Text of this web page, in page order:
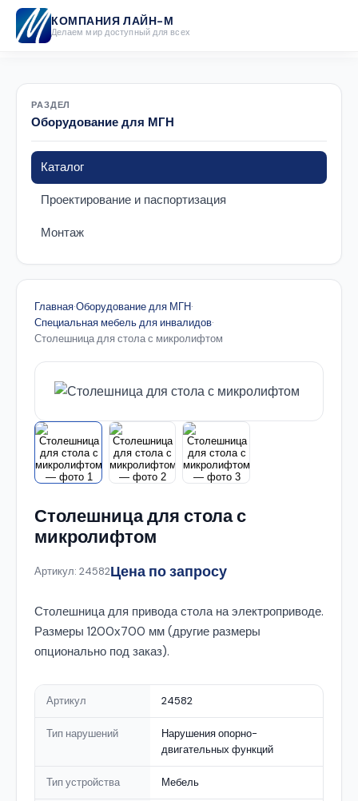
КОМПАНИЯ ЛАЙН-М
Делаем мир доступный для всех
РАЗДЕЛ
Оборудование для МГН
Каталог
Проектирование и паспортизация
Монтаж
Главная·Оборудование для МГН·
Специальная мебель для инвалидов·
Столешница для стола с микролифтом
Столешница для стола с
микролифтом
Артикул: 24582Цена по запросу
Столешница для привода стола на электроприводе.
Размеры 1200х700 мм (другие размеры
опционально под заказ).
Артикул 24582
Тип нарушений
Нарушения опорно-
двигательных функций
Тип устройства Мебель